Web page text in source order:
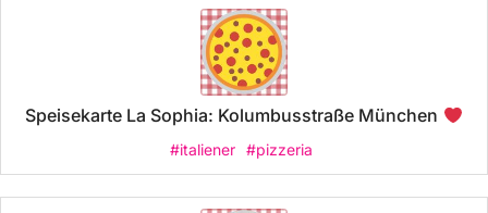
Speisekarte La Sophia: Kolumbusstraße München
#italiener #pizzeria